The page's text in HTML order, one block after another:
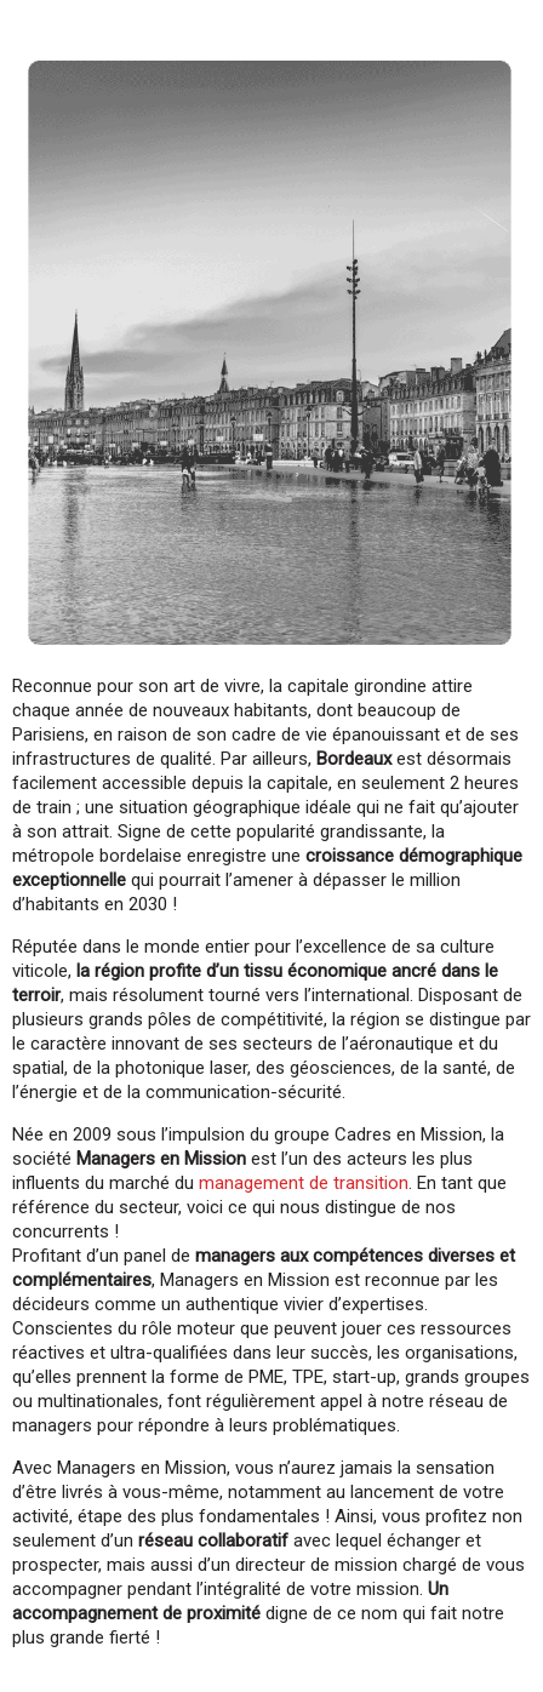
Reconnue pour son art de vivre, la capitale girondine attire
chaque année de nouveaux habitants, dont beaucoup de
Parisiens, en raison de son cadre de vie épanouissant et de ses
infrastructures de qualité. Par ailleurs, Bordeauxest désormais
facilement accessible depuis la capitale, en seulement 2 heures
de train ; une situation géographique idéale qui ne fait qu’ajouter
à son attrait. Signe de cette popularité grandissante, la
métropole bordelaise enregistre une croissance démographique
exceptionnelle qui pourrait l’amener à dépasser le million
d’habitants en 2030 !
Réputée dans le monde entier pour l’excellence de sa culture
viticole, la région profite d’un tissu économique ancré dans le
terroir, mais résolument tourné vers l’international. Disposant de
plusieurs grands pôles de compétitivité, la région se distingue par
le caractère innovant de ses secteurs de l’aéronautique et du
spatial, de la photonique laser, des géosciences, de la santé, de
l’énergie et de la communication-sécurité.
Née en 2009 sous l’impulsion du groupe Cadres en Mission, la
société Managers en Mission est l’un des acteurs les plus
influents du marché du management de transition. En tant que
référence du secteur, voici ce qui nous distingue de nos
concurrents !
Profitant d’un panel de managers aux compétences diverses et
complémentaires, Managers en Mission est reconnue par les
décideurs comme un authentique vivier d’expertises.
Conscientes du rôle moteur que peuvent jouer ces ressources
réactives et ultra-qualifiées dans leur succès, les organisations,
qu’elles prennent la forme de PME, TPE, start-up, grands groupes
ou multinationales, font régulièrement appel à notre réseau de
managers pour répondre à leurs problématiques.
Avec Managers en Mission, vous n’aurez jamais la sensation
d’être livrés à vous-même, notamment au lancement de votre
activité, étape des plus fondamentales ! Ainsi, vous profitez non
seulement d’un réseau collaboratif avec lequel échanger et
prospecter, mais aussi d’un directeur de mission chargé de vous
accompagner pendant l’intégralité de votre mission. Un
accompagnement de proximité digne de ce nom qui fait notre
plus grande fierté !